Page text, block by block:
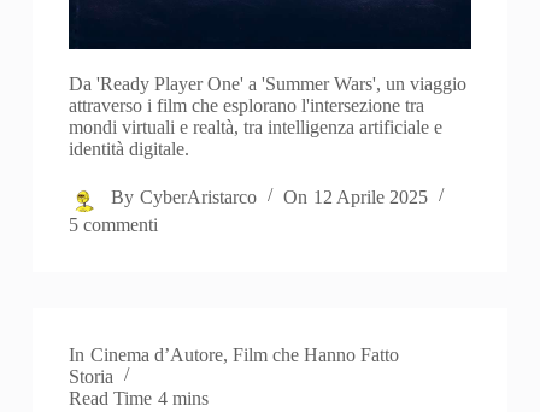
Da 'Ready Player One' a 'Summer Wars', un viaggio
attraverso i film che esplorano l'intersezione tra
mondi virtuali e realtà, tra intelligenza artificiale e
identità digitale.
By CyberAristarco On 12 Aprile 2025
5 commenti
In Cinema d’Autore, Film che Hanno Fatto
Storia
Read Time 4 mins